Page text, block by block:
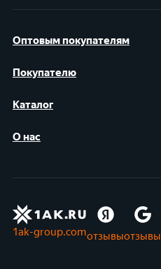
Оптовым покупателям
Покупателю
Каталог
О нас
1ak-group.comотзывыотзывы